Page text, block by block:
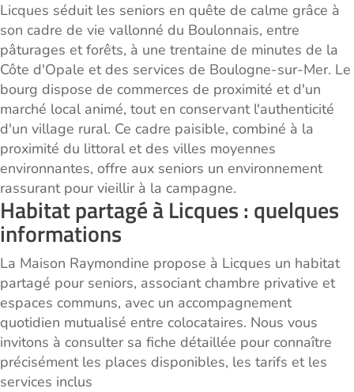
Licques séduit les seniors en quête de calme grâce à
son cadre de vie vallonné du Boulonnais, entre
pâturages et forêts, à une trentaine de minutes de la
Côte d'Opale et des services de Boulogne-sur-Mer. Le
bourg dispose de commerces de proximité et d'un
marché local animé, tout en conservant l'authenticité
d'un village rural. Ce cadre paisible, combiné à la
proximité du littoral et des villes moyennes
environnantes, offre aux seniors un environnement
rassurant pour vieillir à la campagne.
Habitat partagé à Licques : quelques
informations
La Maison Raymondine propose à Licques un habitat
partagé pour seniors, associant chambre privative et
espaces communs, avec un accompagnement
quotidien mutualisé entre colocataires. Nous vous
invitons à consulter sa fiche détaillée pour connaître
précisément les places disponibles, les tarifs et les
services inclus